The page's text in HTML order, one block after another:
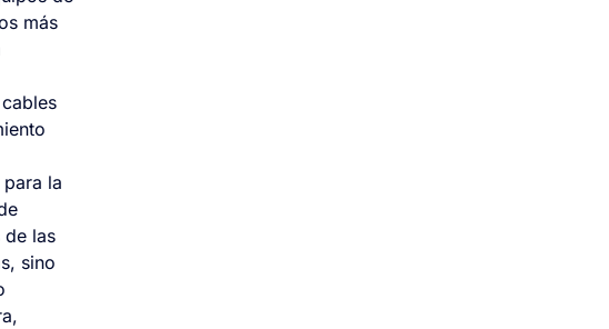
más
la
de las
sino